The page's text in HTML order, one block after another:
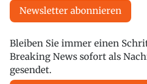
Newsletter abonnieren
Bleiben Sie immer einen
Breaking News sofort als
gesendet.